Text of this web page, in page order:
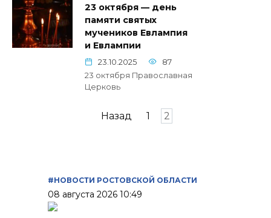
23 октября — день
памяти святых
мучеников Евлампия
и Евлампии
23.10.2025
87
23 октября Православная
Церковь
Назад 1 2
#НОВОСТИ РОСТОВСКОЙ ОБЛАСТИ
08 августа 2026 10:49